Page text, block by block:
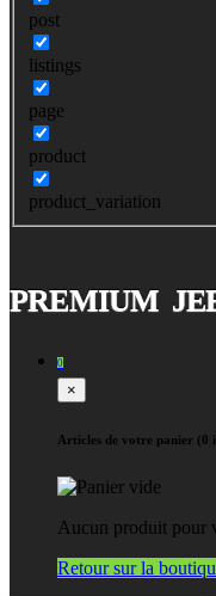
post
listings
page
product
product_variation
PREMIUM
0
×
Articles de votre panier (0
Aucun produit pour
Retour sur la